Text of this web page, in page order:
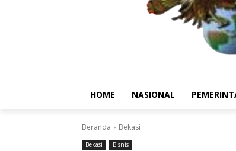
HOME NASIONAL
Beranda Bekasi
Bekasi Bisnis